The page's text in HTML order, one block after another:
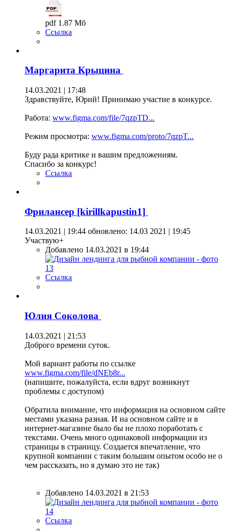
pdf 1.87 Мб
Ссылка
Маргарита Крыцина
14.03.2021 | 17:48
Здравствуйте, Юрий! Принимаю участие в конкурсе.
Работа: www.figma.com/file/7qzpTD...
Режим просмотра: www.figma.com/proto/7qzpT...
Буду рада критике и вашим предложениям.
Спасибо за конкурс!
Ссылка
Фрилансер [kirillkapustin1]
14.03.2021 | 19:44 обновлено: 14.03 2021 | 19:45
Участвую+
Добавлено 14.03.2021 в 19:44
Ссылка
Юлия Соколова
14.03.2021 | 21:53
Доброго времени суток.
Мой вариант работы по ссылке
www.figma.com/file/dNEb8r...
(напишите, пожалуйста, если вдруг возникнут
проблемы с доступом)
Обратила внимание, что информация на основном сайте
местами указана разная. И на основном сайте и в
интернет-магазине было бы не плохо поработать с
текстами. Очень много одинаковой информации из
страницы в страницу. Создается впечатление, что
крупной компании с таким большим опытом особо не о
чем рассказать, но я думаю это не так)
Добавлено 14.03.2021 в 21:53
Ссылка